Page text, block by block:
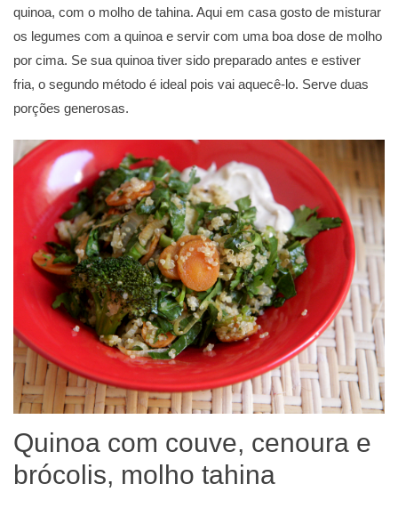
quinoa, com o molho de tahina. Aqui em casa gosto de misturar
os legumes com a quinoa e servir com uma boa dose de molho
por cima. Se sua quinoa tiver sido preparado antes e estiver
fria, o segundo método é ideal pois vai aquecê-lo. Serve duas
porções generosas.
Quinoa com couve, cenoura e
brócolis, molho tahina